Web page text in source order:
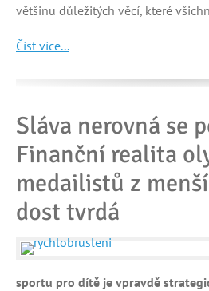
většinu důležitých věcí, které
Číst více...
Sláva nerovná se
Finanční realita
medailistů z
dost tvrdá
sportu pro dítě je vpravdě